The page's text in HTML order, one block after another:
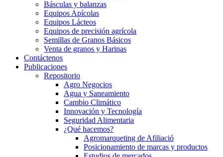
Básculas y balanzas
Equipos Apícolas
Equipos Lácteos
Equipos de precisión agrícola
Semillas de Granos Básicos
Venta de granos y Harinas
Contáctenos
Publicaciones
Repositorio
Agro Negocios
Agua y Saneamiento
Cambio Climático
Innovación y Tecnología
Seguridad Alimentaria
¿Qué hacemos?
Agromarqueting de Afiliació
Posicionamiento de marcas y productos